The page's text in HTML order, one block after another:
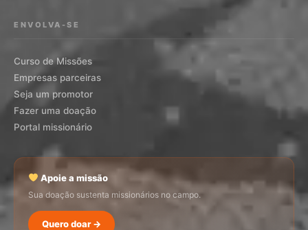
ENVOLVA-SE
Curso de Missões
Empresas parceiras
Seja um promotor
Fazer uma doação
Portal missionário
Apoie a missão
Sua doação sustenta missionários no campo.
Quero doar →